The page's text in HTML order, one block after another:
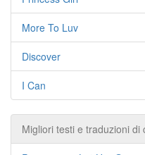
More To Luv
Discover
I Can
Migliori testi e traduzioni di